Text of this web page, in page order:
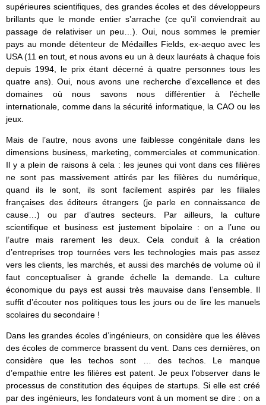
supérieures scientifiques, des grandes écoles et des développeurs
brillants que le monde entier s’arrache (ce qu’il conviendrait au
passage de relativiser un peu…). Oui, nous sommes le premier
pays au monde détenteur de Médailles Fields, ex-aequo avec les
USA (11 en tout, et nous avons eu un à deux lauréats à chaque fois
depuis 1994, le prix étant décerné à quatre personnes tous les
quatre ans). Oui, nous avons une recherche d’excellence et des
domaines où nous savons nous différentier à l’échelle
internationale, comme dans la sécurité informatique, la CAO ou les
jeux.
Mais de l’autre, nous avons une faiblesse congénitale dans les
dimensions business, marketing, commerciales et communication.
Il y a plein de raisons à cela : les jeunes qui vont dans ces filières
ne sont pas massivement attirés par les filières du numérique,
quand ils le sont, ils sont facilement aspirés par les filiales
françaises des éditeurs étrangers (je parle en connaissance de
cause…) ou par d’autres secteurs. Par ailleurs, la culture
scientifique et business est justement bipolaire : on a l’une ou
l’autre mais rarement les deux. Cela conduit à la création
d’entreprises trop tournées vers les technologies mais pas assez
vers les clients, les marchés, et aussi des marchés de volume où il
faut conceptualiser à grande échelle la demande. La culture
économique du pays est aussi très mauvaise dans l’ensemble. Il
suffit d’écouter nos politiques tous les jours ou de lire les manuels
scolaires du secondaire !
Dans les grandes écoles d’ingénieurs, on considère que les élèves
des écoles de commerce brassent du vent. Dans ces dernières, on
considère que les techos sont … des techos. Le manque
d’empathie entre les filières est patent. Je peux l’observer dans le
processus de constitution des équipes de startups. Si elle est créé
par des ingénieurs, les fondateurs vont à un moment se dire : on a